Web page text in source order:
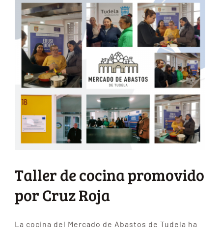
Taller de cocina promovido
por Cruz Roja
La cocina del Mercado de Abastos de Tudela ha